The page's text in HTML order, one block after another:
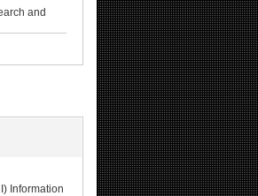
and
Information